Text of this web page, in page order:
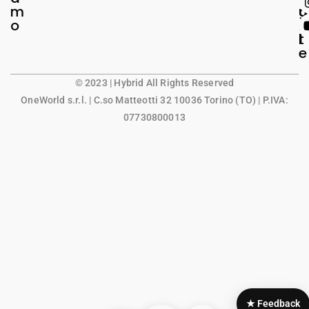
m
o
g
a
l
e
u
n
t
© 2023 | Hybrid All Rights Reserved
OneWorld s.r.l. | C.so Matteotti 32 10036 Torino (TO) | P.IVA:
07730800013
★ Feedback